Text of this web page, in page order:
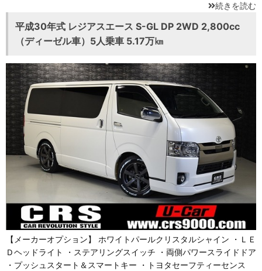
続きを読む
平成30年式 レジアスエース S-GL DP 2WD 2,800cc
（ディーゼル車）5人乗車 5.17万㎞
【メーカーオプション】 ホワイトパールクリスタルシャイン ・ＬＥ
Ｄヘッドライト ・ステアリングスイッチ ・両側パワースライドドア
・プッシュスタート＆スマートキー ・トヨタセーフティーセンス